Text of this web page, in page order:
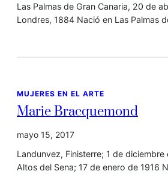
Las Palmas de Gran Canaria, 20 de
Londres, 1884 Nació en Las Palmas
MUJERES EN EL ARTE
Marie Bracquemond
mayo 15, 2017
Landunvez, Finisterre; 1 de
Altos del Sena; 17 de enero de 1916